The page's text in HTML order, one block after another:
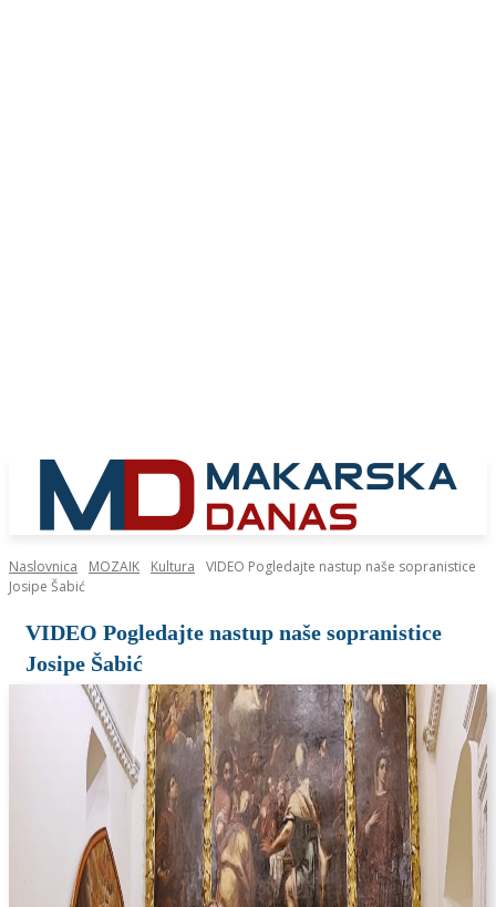
Naslovnica MOZAIK Kultura
VIDEO Pogledajte nastup naše sopranistice
Josipe Šabić
VIDEO Pogledajte nastup naše sopranistice
Josipe Šabić